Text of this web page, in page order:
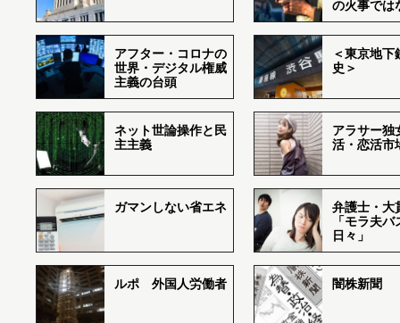
の火事では
アフター・コロナの
世界・デジタル権威
主義の台頭
＜東京地下
史＞
ネット世論操作と民
主主義
アラサー独
活・恋活市
ガマンしない省エネ
弁護士・大
「モラ夫
日々」
ルポ 外国人労働者 闇株新聞